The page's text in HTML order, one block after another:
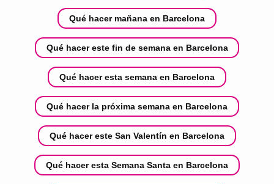
Qué hacer mañana en Barcelona
Qué hacer este fin de semana en Barcelona
Qué hacer esta semana en Barcelona
Qué hacer la próxima semana en Barcelona
Qué hacer este San Valentín en Barcelona
Qué hacer esta Semana Santa en Barcelona